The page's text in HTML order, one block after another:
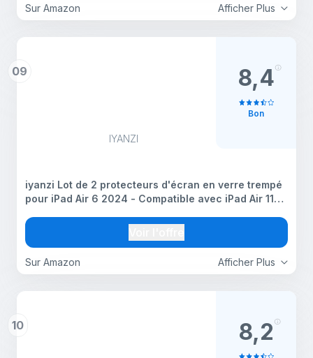
Afficher Plus
Sur Amazon
09
IYANZI
Afficher Plus
Sur Amazon
iyanzi Lot de 2 protecteurs d'écran en verre trempé
pour iPad Air 6 2024 - Compatible avec iPad Air 11"
8,4
Bon
10 8,2